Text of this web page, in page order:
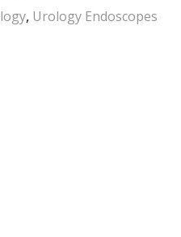
, Urology Endoscopes